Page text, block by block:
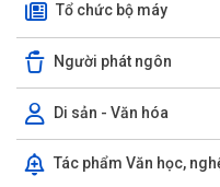
Tổ chức bộ máy
Người phát ngôn
Di sản - Văn hóa
Tác phẩm Văn học,